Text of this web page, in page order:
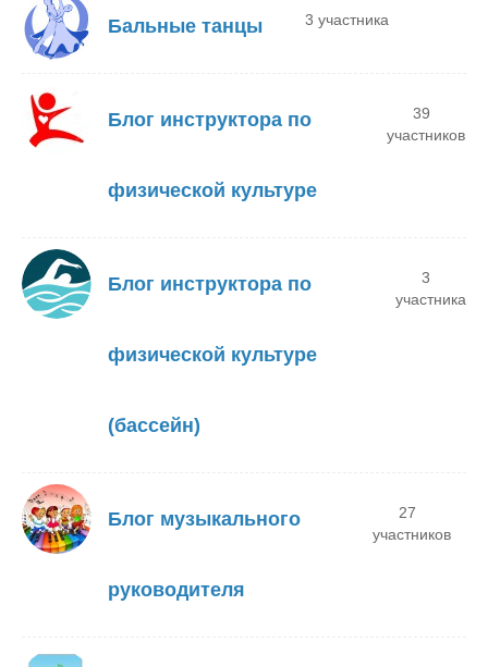
Бальные танцы 3 участника
Блог инструктора по
физической культуре
39
участников
Блог инструктора по
физической культуре
(бассейн)
3
участника
Блог музыкального
руководителя
27
участников